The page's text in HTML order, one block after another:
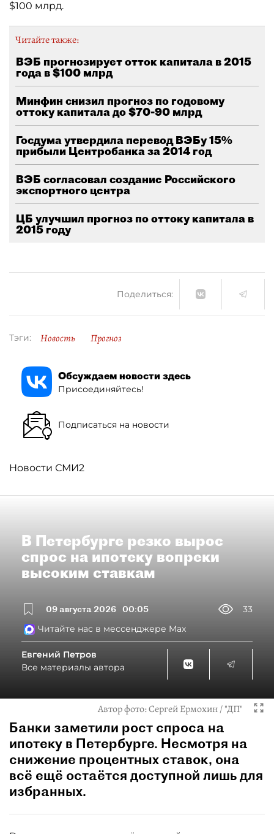
$100 млрд.
Читайте также:
ВЭБ прогнозирует отток капитала в 2015
года в $100 млрд
Минфин снизил прогноз по годовому
оттоку капитала до $70-90 млрд
Госдума утвердила перевод ВЭБу 15%
прибыли Центробанка за 2014 год
ВЭБ согласовал создание Российского
экспортного центра
ЦБ улучшил прогноз по оттоку капитала в
2015 году
Поделиться:
Тэги: Новость Прогноз
Обсуждаем новости здесь
Присоединяйтесь!
Подписаться на новости
Новости СМИ2
В Петербурге резко вырос
спрос на ипотеку вопреки
высоким ставкам
09 августа 2026 00:05
33
Читайте нас в мессенджере Max
Евгений Петров
Все материалы автора
Автор фото:Сергей Ермохин / "ДП"
Банки заметили рост спроса на
ипотеку в Петербурге. Несмотря на
снижение процентных ставок, она
всё ещё остаётся доступной лишь для
избранных.